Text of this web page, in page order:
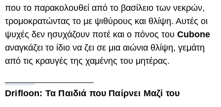
που το παρακολουθεί από το βασίλειο των νεκρών,
τρομοκρατώντας το με ψιθύρους και θλίψη. Αυτές οι
ψυχές δεν ησυχάζουν ποτέ και ο πόνος του Cubone
αναγκάζει το ίδιο να ζει σε μια αιώνια θλίψη, γεμάτη
από τις κραυγές της χαμένης του μητέρας.
Drifloon: Τα Παιδιά που Παίρνει Μαζί του